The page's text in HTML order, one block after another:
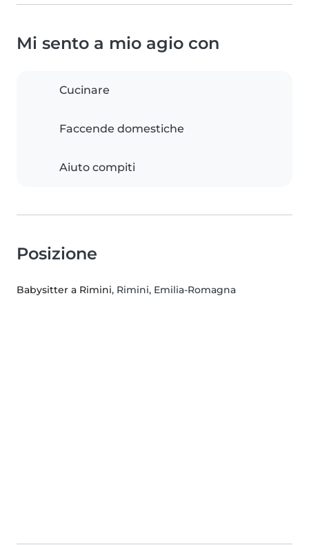
Mi sento a mio agio con
Cucinare
Faccende domestiche
Aiuto compiti
Posizione
Babysitter a Rimini, Rimini, Emilia-Romagna